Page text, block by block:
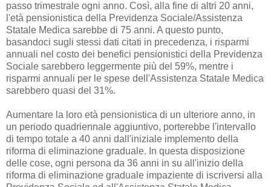
passo trimestrale ogni anno. Così, alla fine di altri 20 anni,
l'età pensionistica della Previdenza Sociale/Assistenza
Statale Medica sarebbe di 75 anni. A questo punto,
basandoci sugli stessi dati citati in precedenza, i risparmi
annuali nel costo dei benefici pensionistici della Previdenza
Sociale sarebbero leggermente più del 59%, mentre i
risparmi annuali per le spese dell'Assistenza Statale Medica
sarebbero quasi del 31%.
Aumentare la loro età pensionistica di un ulteriore anno, in
un periodo quadriennale aggiuntivo, porterebbe l'intervallo
di tempo totale a 40 anni dall'iniziale implemento della
riforma di eliminazione graduale. In questa disposizione
delle cose, ogni persona da 36 anni in su all'inizio della
riforma di eliminazione graduale impaziente di iscriversi alla